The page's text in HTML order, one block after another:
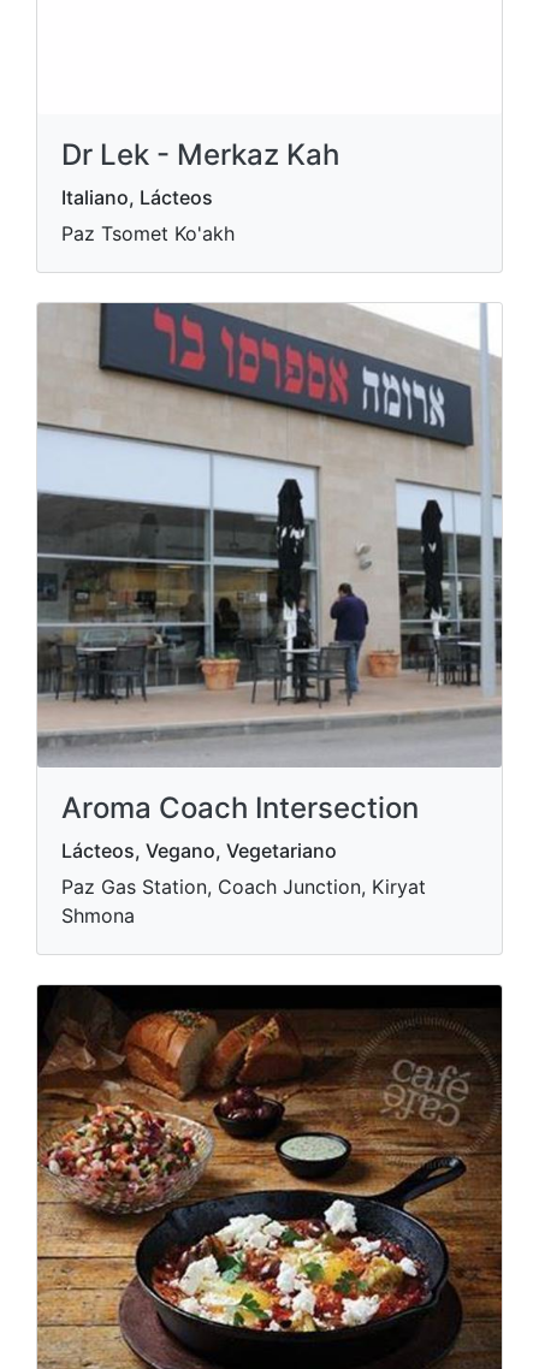
Dr Lek - Merkaz Kah
Italiano, Lácteos
Paz Tsomet Ko'akh
Aroma Coach Intersection
Lácteos, Vegano, Vegetariano
Paz Gas Station, Coach Junction, Kiryat
Shmona